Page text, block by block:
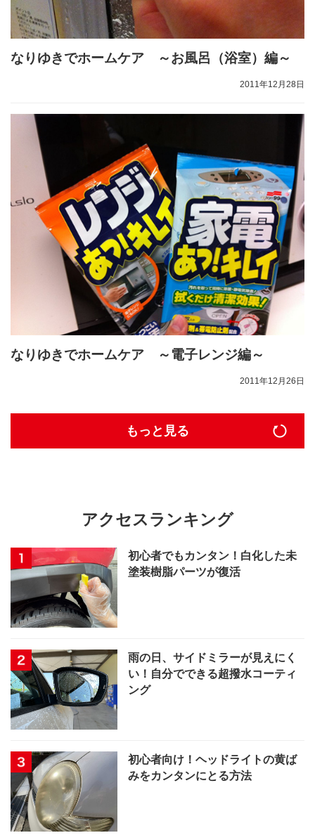
なりゆきでホームケア ～お風呂（浴室）編～
2011年12月28日
なりゆきでホームケア ～電子レンジ編～
2011年12月26日
もっと見る
アクセスランキング
初心者でもカンタン！白化した未
塗装樹脂パーツが復活
雨の日、サイドミラーが見えにく
い！自分でできる超撥水コーティ
ング
初心者向け！ヘッドライトの黄ば
みをカンタンにとる方法